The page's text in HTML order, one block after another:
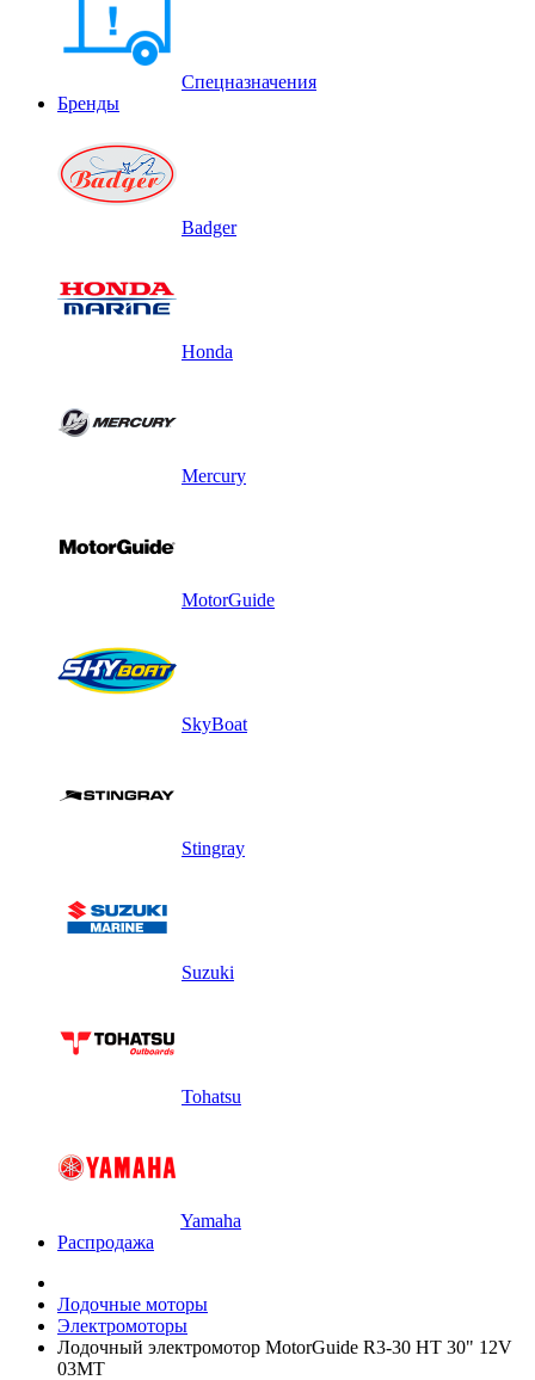
Спецназначения
Бренды
Badger
Honda
Mercury
MotorGuide
SkyBoat
Stingray
Suzuki
Tohatsu
Yamaha
Распродажа
Лодочные моторы
Электромоторы
Лодочный электромотор MotorGuide R3-30 HT 30" 12V
03MT